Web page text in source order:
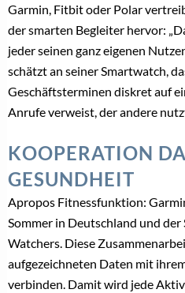
Garmin, Fitbit oder Polar
der smarten Begleiter hervor:
jeder seinen ganz eigenen
schätzt an seiner Smartwatch,
Geschäftsterminen diskret auf
Anrufe verweist, der andere
KOOPERATION
GESUNDHEIT
Apropos Fitnessfunktion:
Sommer in Deutschland und
Watchers. Diese
aufgezeichneten Daten mit
verbinden. Damit wird jede